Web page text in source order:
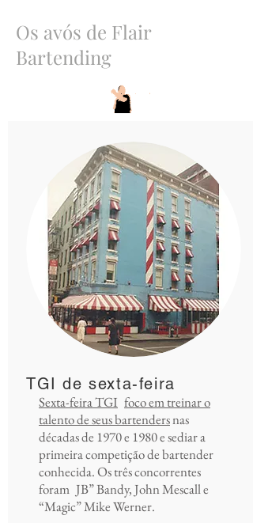
Os avós de Flair
Bartending
TGI de sexta-feira
Sexta-feira TGI foco em treinar o
talento de seus bartendersnas
décadas de 1970 e 1980 e sediar a
primeira competição de bartender
conhecida. Os três concorrentes
foram JB” Bandy, John Mescall e
“Magic” Mike Werner.